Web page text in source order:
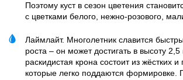
Поэтому куст в сезон цветения
с цветками белого, нежно-розового,
Лаймлайт. Многолетник славится
роста – он может достигать в высоту
раскидистая крона состоит из жёстких
которые легко поддаются формировке.